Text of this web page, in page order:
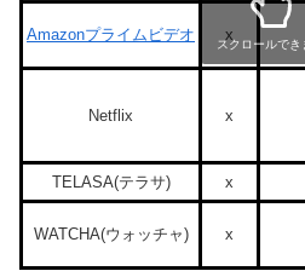
Amazonプライムビデオ x
Netflix x
TELASA(テラサ) x
WATCHA(ウォッチャ) x
スクロールでき